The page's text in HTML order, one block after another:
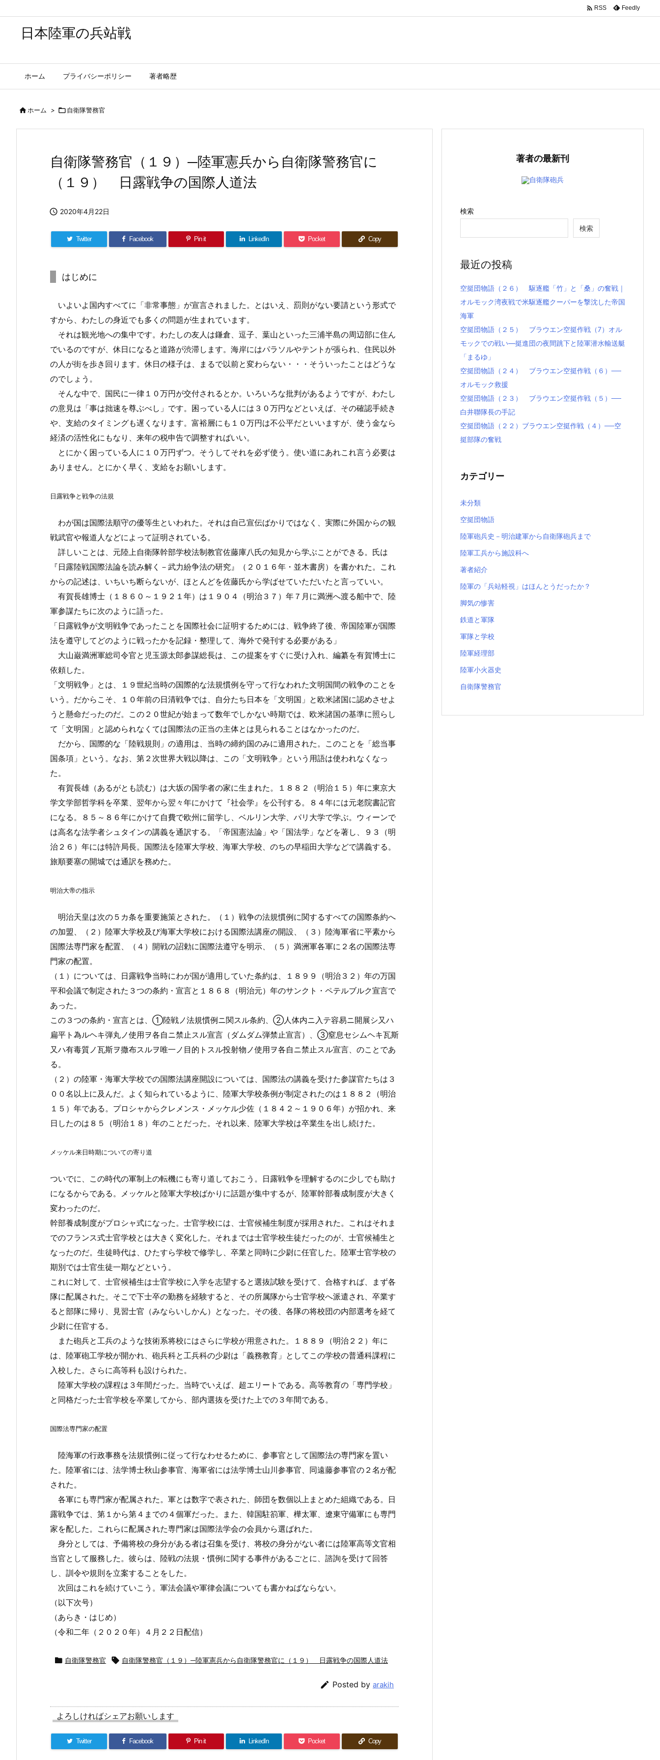
日本陸軍の兵站戦
ホーム プライバシーポリシー 著者略歴
 RSS Feedly
ホーム > 自衛隊警務官
自衛隊警務官（１９）─陸軍憲兵から自衛隊警務官に
（１９） 日露戦争の国際人道法
 2020年4月22日
Twitter Facebook Pin it LinkedIn Pocket Copy
はじめに
いよいよ国内すべてに「非常事態」が宣言されました。とはいえ、罰則がない要請という形式で
すから、わたしの身近でも多くの問題が生まれています。
それは観光地への集中です。わたしの友人は鎌倉、逗子、葉山といった三浦半島の周辺部に住ん
でいるのですが、休日になると道路が渋滞します。海岸にはパラソルやテントが張られ、住民以外
の人が街を歩き回ります。休日の様子は、まるで以前と変わらない・・・そういったことはどうな
のでしょう。
そんな中で、国民に一律１０万円が交付されるとか。いろいろな批判があるようですが、わたし
の意見は「事は拙速を尊ぶべし」です。困っている人には３０万円などといえば、その確認手続き
や、支給のタイミングも遅くなります。富裕層にも１０万円は不公平だといいますが、使う金なら
経済の活性化にもなり、来年の税申告で調整すればいい。
とにかく困っている人に１０万円ずつ。そうしてそれを必ず使う。使い道にあれこれ言う必要は
ありません。とにかく早く、支給をお願いします。
日露戦争と戦争の法規
わが国は国際法順守の優等生といわれた。それは自己宣伝ばかりではなく、実際に外国からの観
戦武官や報道人などによって証明されている。
詳しいことは、元陸上自衛隊幹部学校法制教官佐藤庫八氏の知見から学ぶことができる。氏は
『日露陸戦国際法論を読み解く－武力紛争法の研究』（２０１６年・並木書房）を書かれた。これ
からの記述は、いちいち断らないが、ほとんどを佐藤氏から学ばせていただいたと言っていい。
有賀長雄博士（１８６０～１９２１年）は１９０４（明治３７）年７月に満洲へ渡る船中で、陸
軍参謀たちに次のように語った。
「日露戦争が文明戦争であったことを国際社会に証明するためには、戦争終了後、帝国陸軍が国際
法を遵守してどのように戦ったかを記録・整理して、海外で発刊する必要がある」
大山巌満洲軍総司令官と児玉源太郎参謀総長は、この提案をすぐに受け入れ、編纂を有賀博士に
依頼した。
「文明戦争」とは、１９世紀当時の国際的な法規慣例を守って行なわれた文明国間の戦争のことを
いう。だからこそ、１０年前の日清戦争では、自分たち日本を「文明国」と欧米諸国に認めさせよ
うと懸命だったのだ。この２０世紀が始まって数年でしかない時期では、欧米諸国の基準に照らし
て「文明国」と認められなくては国際法の正当の主体とは見られることはなかったのだ。
だから、国際的な「陸戦規則」の適用は、当時の締約国のみに適用された。このことを「総当事
国条項」という。なお、第２次世界大戦以降は、この「文明戦争」という用語は使われなくなっ
た。
有賀長雄（あるがとも読む）は大坂の国学者の家に生まれた。１８８２（明治１５）年に東京大
学文学部哲学科を卒業、翌年から翌々年にかけて『社会学』を公刊する。８４年には元老院書記官
になる。８５～８６年にかけて自費で欧州に留学し、ベルリン大学、パリ大学で学ぶ。ウィーンで
は高名な法学者シュタインの講義を通訳する。「帝国憲法論」や「国法学」などを著し、９３（明
治２６）年には特許局長。国際法を陸軍大学校、海軍大学校、のちの早稲田大学などで講義する。
旅順要塞の開城では通訳を務めた。
明治大帝の指示
明治天皇は次の５カ条を重要施策とされた。（１）戦争の法規慣例に関するすべての国際条約へ
の加盟、（２）陸軍大学校及び海軍大学校における国際法講座の開設、（３）陸海軍省に平素から
国際法専門家を配置、（４）開戦の詔勅に国際法遵守を明示、（５）満洲軍各軍に２名の国際法専
門家の配置。
（１）については、日露戦争当時にわが国が適用していた条約は、１８９９（明治３２）年の万国
平和会議で制定された３つの条約・宣言と１８６８（明治元）年のサンクト・ペテルブルク宣言で
あった。
この３つの条約・宣言とは、①陸戦ノ法規慣例ニ関スル条約、②人体内ニ入テ容易ニ開展シ又ハ
扁平ト為ルヘキ弾丸ノ使用ヲ各自ニ禁止スル宣言（ダムダム弾禁止宣言）、③窒息セシムヘキ瓦斯
又ハ有毒質ノ瓦斯ヲ撒布スルヲ唯一ノ目的トスル投射物ノ使用ヲ各自ニ禁止スル宣言、のことであ
る。
（２）の陸軍・海軍大学校での国際法講座開設については、国際法の講義を受けた参謀官たちは３
００名以上に及んだ。よく知られているように、陸軍大学校条例が制定されたのは１８８２（明治
１５）年である。プロシャからクレメンス・メッケル少佐（１８４２～１９０６年）が招かれ、来
日したのは８５（明治１８）年のことだった。それ以来、陸軍大学校は卒業生を出し続けた。
メッケル来日時期についての寄り道
ついでに、この時代の軍制上の転機にも寄り道しておこう。日露戦争を理解するのに少しでも助け
になるからである。メッケルと陸軍大学校ばかりに話題が集中するが、陸軍幹部養成制度が大きく
変わったのだ。
幹部養成制度がプロシャ式になった。士官学校には、士官候補生制度が採用された。これはそれま
でのフランス式士官学校とは大きく変化した。それまでは士官学校生徒だったのが、士官候補生と
なったのだ。生徒時代は、ひたすら学校で修学し、卒業と同時に少尉に任官した。陸軍士官学校の
期別では士官生徒一期などという。
これに対して、士官候補生は士官学校に入学を志望すると選抜試験を受けて、合格すれば、まず各
隊に配属された。そこで下士卒の勤務を経験すると、その所属隊から士官学校へ派遣され、卒業す
ると部隊に帰り、見習士官（みならいしかん）となった。その後、各隊の将校団の内部選考を経て
少尉に任官する。
また砲兵と工兵のような技術系将校にはさらに学校が用意された。１８８９（明治２２）年に
は、陸軍砲工学校が開かれ、砲兵科と工兵科の少尉は「義務教育」としてこの学校の普通科課程に
入校した。さらに高等科も設けられた。
陸軍大学校の課程は３年間だった。当時でいえば、超エリートである。高等教育の「専門学校」
と同格だった士官学校を卒業してから、部内選抜を受けた上での３年間である。
国際法専門家の配置
陸海軍の行政事務を法規慣例に従って行なわせるために、参事官として国際法の専門家を置い
た。陸軍省には、法学博士秋山参事官、海軍省には法学博士山川参事官、同遠藤参事官の２名が配
された。
各軍にも専門家が配属された。軍とは数字で表された、師団を数個以上まとめた組織である。日
露戦争では、第１から第４までの４個軍だった。また、韓国駐箚軍、樺太軍、遼東守備軍にも専門
家を配した。これらに配属された専門家は国際法学会の会員から選ばれた。
身分としては、予備将校の身分がある者は召集を受け、将校の身分がない者には陸軍高等文官相
当官として服務した。彼らは、陸戦の法規・慣例に関する事件があるごとに、諮詢を受けて回答
し、訓令や規則を立案することをした。
次回はこれを続けていこう。軍法会議や軍律会議についても書かねばならない。
（以下次号）
（あらき・はじめ）
（令和二年（２０２０年）４月２２日配信）
 自衛隊警務官  自衛隊警務官（１９）─陸軍憲兵から自衛隊警務官に（１９） 日露戦争の国際人道法
 Posted by arakih
よろしければシェアお願いします
Twitter Facebook Pin it LinkedIn Pocket Copy
著者の最新刊
自衛隊砲兵
検索
検索
最近の投稿
空挺団物語（２６） 駆逐艦「竹」と「桑」の奮戦｜
オルモック湾夜戦で米駆逐艦クーパーを撃沈した帝国
海軍
空挺団物語（２５） ブラウエン空挺作戦（7）オル
モックでの戦い―挺進団の夜間跳下と陸軍潜水輸送艇
「まるゆ」
空挺団物語（２４） ブラウエン空挺作戦（６）──
オルモック救援
空挺団物語（２３） ブラウエン空挺作戦（５）──
白井聯隊長の手記
空挺団物語（２２）ブラウエン空挺作戦（４）──空
挺部隊の奮戦
カテゴリー
未分類
空挺団物語
陸軍砲兵史－明治建軍から自衛隊砲兵まで
陸軍工兵から施設科へ
著者紹介
陸軍の「兵站軽視」はほんとうだったか？
脚気の惨害
鉄道と軍隊
軍隊と学校
陸軍経理部
陸軍小火器史
自衛隊警務官